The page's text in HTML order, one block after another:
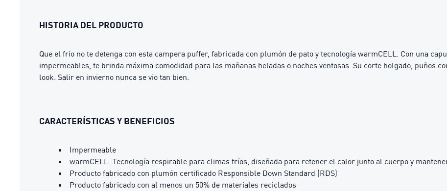
HISTORIA DEL PRODUCTO
Que el frío no te detenga con esta campera puffer, fabricada con plumón de pato y tecnología warmCELL. Con una
impermeables, te brinda máxima comodidad para las mañanas heladas o noches ventosas. Su corte holgado, puños
look. Salir en invierno nunca se vio tan bien.
CARACTERÍSTICAS Y BENEFICIOS
Impermeable
warmCELL: Tecnología respirable para climas fríos, diseñada para retener el calor junto al cuerpo y
Producto fabricado con plumón certificado Responsible Down Standard (RDS)
Producto fabricado con al menos un 50% de materiales reciclados